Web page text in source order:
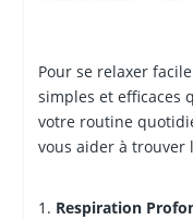
Pour se relaxer
simples et efficaces
votre routine
vous aider à trouver
Respiration